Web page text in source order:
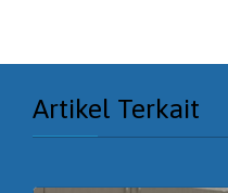
Artikel Terkait